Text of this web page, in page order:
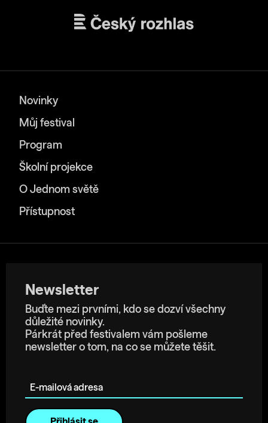
Novinky
Můj festival
Program
Školní projekce
O Jednom světě
Přístupnost
Newsletter
Buďte mezi prvními, kdo se dozví všechny
důležité novinky.
Párkrát před festivalem vám pošleme
newsletter o tom, na co se můžete těšit.